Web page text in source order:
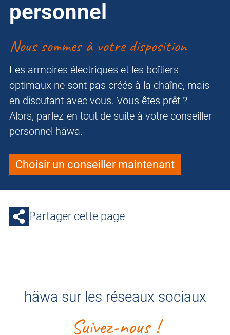
personnel
Nous sommes à votre disposition
Les armoires électriques et les boîtiers
optimaux ne sont pas créés à la chaîne, mais
en discutant avec vous. Vous êtes prêt ?
Alors, parlez-en tout de suite à votre conseiller
personnel häwa.
Choisir un conseiller maintenant
Partager cette page
häwa sur les réseaux sociaux
Suivez-nous !